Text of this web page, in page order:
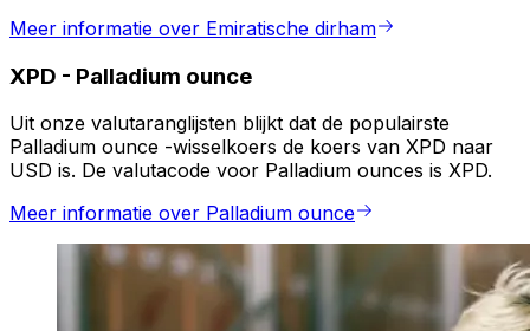
Meer informatie over Emiratische dirham
XPD - Palladium ounce
Uit onze valutaranglijsten blijkt dat de populairste
Palladium ounce -wisselkoers de koers van XPD naar
USD is. De valutacode voor Palladium ounces is XPD.
Meer informatie over Palladium ounce